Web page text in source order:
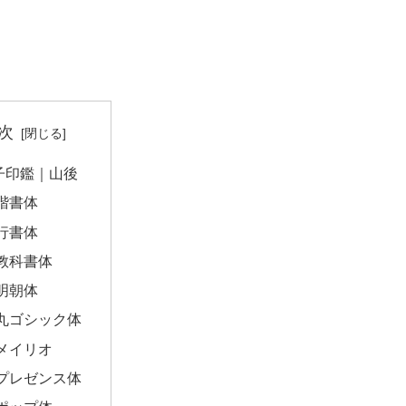
印鑑｜山後
書体
書体
科書体
朝体
ゴシック体
イリオ
レゼンス体